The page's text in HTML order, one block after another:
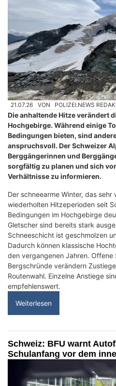
21.07.26 VON POLIZEI.NEWS
Die anhaltende Hitze verändert
Hochgebirge. Während einige
Bedingungen bieten, sind
anspruchsvoll. Der Schweizer
Berggängerinnen und
sorgfältig zu planen und sich
Verhältnisse zu informieren.
Der schneearme Winter, das sehr
wiederholten Hitzeperioden seit
Bedingungen im Hochgebirge
Gletscher sind bereits stark
Schneeschicht ist geschmolzen
Dadurch können klassische
den vergangenen Jahren. Offene
Bergschründe verändern
Routenwahl. Einzelne Anstiege
empfehlenswert.
Weiterlesen
Schweiz: BFU warnt
Schulanfang vor dem